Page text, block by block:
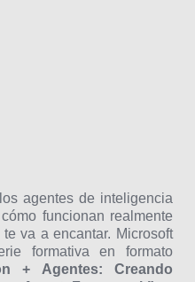
agentes de inteligencia
funcionan realmente
va a encantar. Microsoft
formativa en formato
+ Agentes: Creando